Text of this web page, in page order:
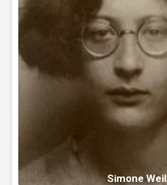
Simone Weil